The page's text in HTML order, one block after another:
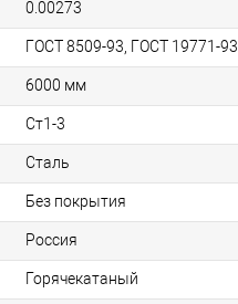
0.00273
ГОСТ 8509-93, ГОСТ 19771-93
6000 мм
Ст1-3
Сталь
Без покрытия
Россия
Горячекатаный